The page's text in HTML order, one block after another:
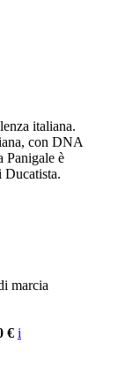
italiana.
con DNA
Panigale è
Ducatista.
marcia
€ i